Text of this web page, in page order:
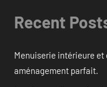
Recent
Menuiserie intérieure et
aménagement parfait.